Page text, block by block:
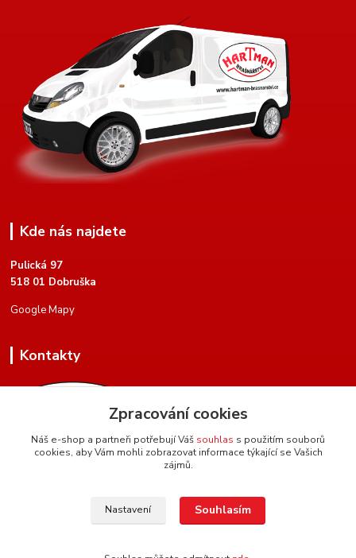
Kde nás najdete
Pulická 97
518 01 Dobruška
Google Mapy
Kontakty
+420 604 134 951
hartman.brasnarstvi@seznam.cz
Zpracování cookies
Náš e-shop a partneři potřebují Váš souhlas s použitím souborů
cookies, aby Vám mohli zobrazovat informace týkající se Vašich
zájmů.
Nastavení Souhlasím